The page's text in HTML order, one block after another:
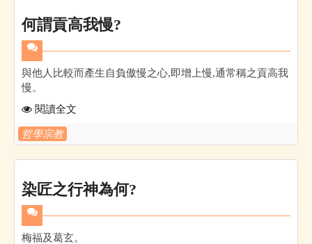
何謂貢高我慢?
與他人比較而產生自負傲慢之心,即增上慢,通常稱之貢高我
慢。
閱讀全文
哲學宗教
染匠之行神為何?
梅福及葛玄。